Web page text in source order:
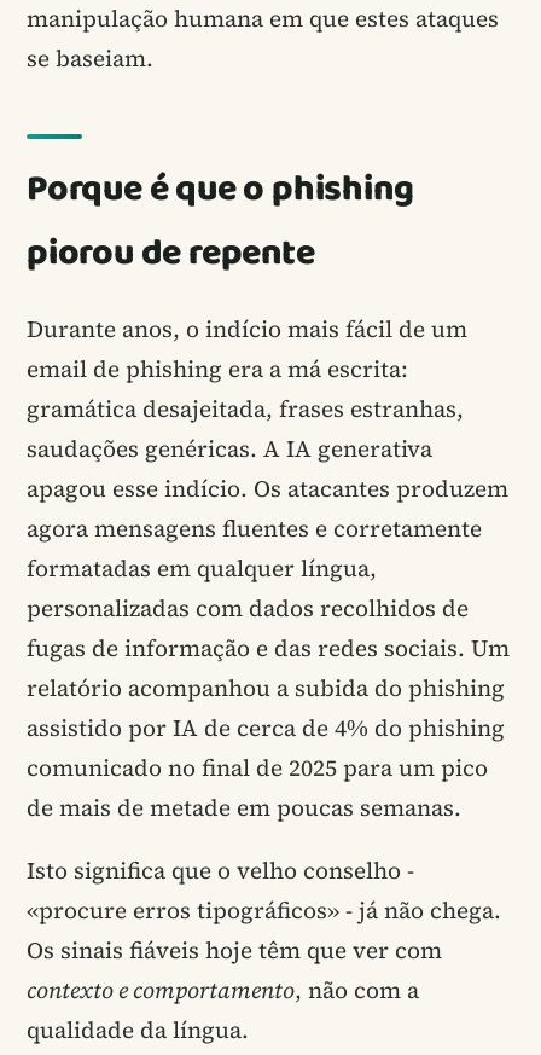
manipulação humana em que estes ataques
se baseiam.
Porque é que o phishing
piorou de repente
Durante anos, o indício mais fácil de um
email de phishing era a má escrita:
gramática desajeitada, frases estranhas,
saudações genéricas. A IA generativa
apagou esse indício. Os atacantes produzem
agora mensagens fluentes e corretamente
formatadas em qualquer língua,
personalizadas com dados recolhidos de
fugas de informação e das redes sociais. Um
relatório acompanhou a subida do phishing
assistido por IA de cerca de 4% do phishing
comunicado no final de 2025 para um pico
de mais de metade em poucas semanas.
Isto significa que o velho conselho -
«procure erros tipográficos» - já não chega.
Os sinais fiáveis hoje têm que ver com
contexto e comportamento, não com a
qualidade da língua.